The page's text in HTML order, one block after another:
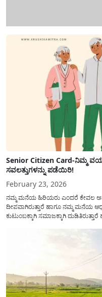
Senior Citizen Card-ನಿಮ್ಮ
ಸವಲತ್ತುಗಳನ್ನು ಪಡೆಯಿರಿ!
February 23, 2026
ನಮ್ಮ ಮನೆಯ ಹಿರಿಯರು ಎಂದರೆ ಕೇವಲ
ದೀಪವಾಗಿರುತ್ತಾರೆ ಹಾಗೂ ನಮ್ಮ ಮನೆಯ
ಕುಟುಂಬಕ್ಕಾಗಿ ಸಮಾಜಕ್ಕಾಗಿ